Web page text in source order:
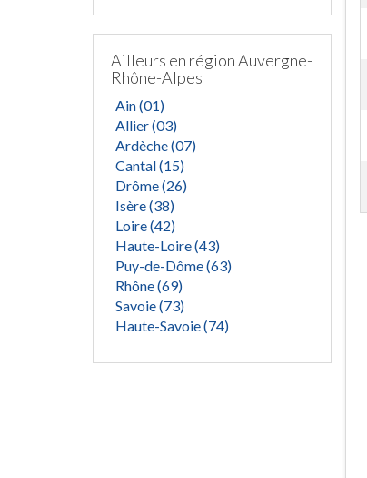
Ailleurs en région Auvergne-
Rhône-Alpes
Ain (01)
Allier (03)
Ardèche (07)
Cantal (15)
Drôme (26)
Isère (38)
Loire (42)
Haute-Loire (43)
Puy-de-Dôme (63)
Rhône (69)
Savoie (73)
Haute-Savoie (74)